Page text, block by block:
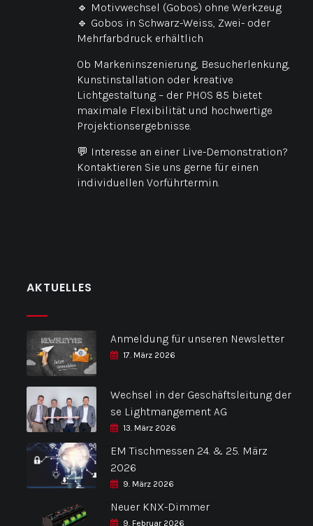
🔹 Motivwechsel (Gobos) ohne Werkzeug
🔹 Gobos in Schwarz-Weiss, Zwei- oder
Mehrfarbdruck erhältlich
Ob Markeninszenierung, Besucherlenkung,
Kunstinstallation oder kreative
Lichtgestaltung – der PHOS 85 bietet
maximale Flexibilität und hochwertige
Projektionsergebnisse.
💬 Interesse an einer Live-Demonstration?
Kontaktieren Sie uns gerne für einen
individuellen Vorführtermin.
AKTUELLES
Anmeldung für unseren Newsletter
17. März 2026
Wechsel in der Geschäftsleitung der
se Lightmangement AG
13. März 2026
EM Tischmessen 24. & 25. März
2026
9. März 2026
Neuer KNX-Dimmer
9. Februar 2026